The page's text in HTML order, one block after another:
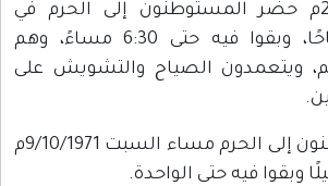
21- بتاريخ 29/9/71م حضر المستوطنون إلى الحرم في
الساعة 7:30 صباحًا، وبقوا فيه حتى 6:30 مساءً، وهم
ويتعمدون الصياح والتشويش على
22- دخل المستوطنون إلى الحرم مساء السبت 9/10/1971م
وبقوا فيه حتى الواحدة.